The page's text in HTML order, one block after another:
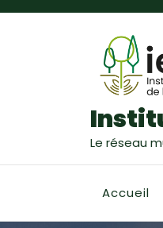
Le réseau
Accueil